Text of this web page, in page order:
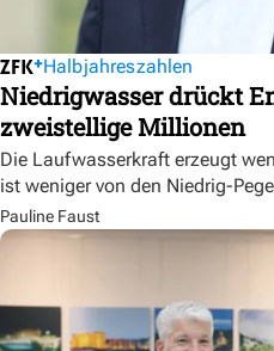
Halbjahreszahlen
Niedrigwasser drückt
zweistellige Millionen
Die Laufwasserkraft erzeugt
ist weniger von den Niedrig-
Pauline Faust